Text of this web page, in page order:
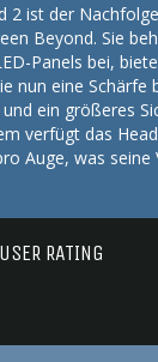
2 ist der
Beyond. Sie
Panels bei,
nun eine Schärfe
ein größeres
verfügt das
Auge, was seine
RATING